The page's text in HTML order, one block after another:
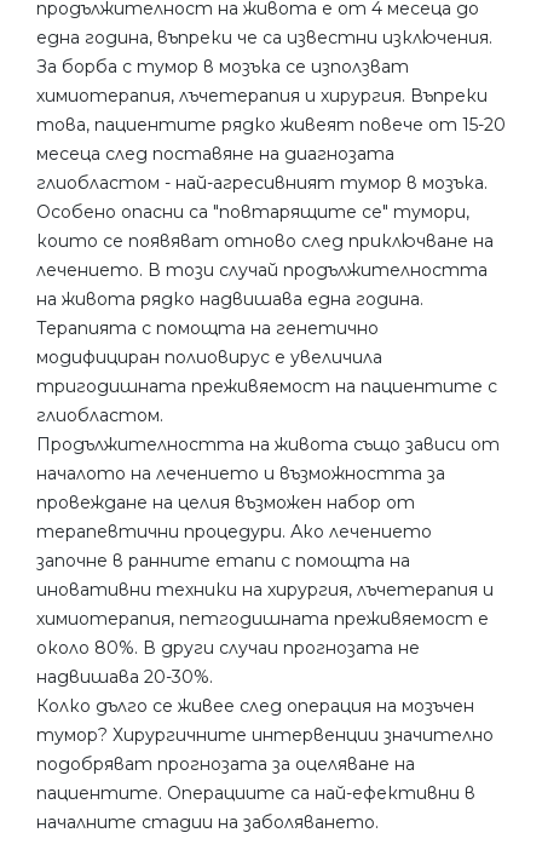
продължителност на живота е от 4 месеца до
една година, въпреки че са известни изключения.
За борба с тумор в мозъка се използват
химиотерапия, лъчетерапия и хирургия. Въпреки
това, пациентите рядко живеят повече от 15-20
месеца след поставяне на диагнозата
глиобластом - най-агресивният тумор в мозъка.
Особено опасни са "повтарящите се" тумори,
които се появяват отново след приключване на
лечението. В този случай продължителността
на живота рядко надвишава една година.
Терапията с помощта на генетично
модифициран полиовирус е увеличила
тригодишната преживяемост на пациентите с
глиобластом.
Продължителността на живота също зависи от
началото на лечението и възможността за
провеждане на целия възможен набор от
терапевтични процедури. Ако лечението
започне в ранните етапи с помощта на
иновативни техники на хирургия, лъчетерапия и
химиотерапия, петгодишната преживяемост е
около 80%. В други случаи прогнозата не
надвишава 20-30%.
Колко дълго се живее след операция на мозъчен
тумор? Хирургичните интервенции значително
подобряват прогнозата за оцеляване на
пациентите. Операциите са най-ефективни в
началните стадии на заболяването.